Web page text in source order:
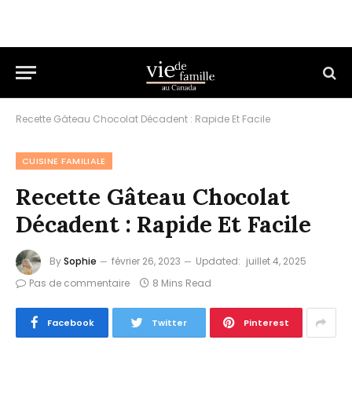
Recette Gâteau Chocolat Décadent : Rapide Et Facile
CUISINE FAMILIALE
Recette Gâteau Chocolat
Décadent : Rapide Et Facile
BySophie février 26, 2023 Updated: juillet 4, 2025
Pas de commentaire
8 Mins Read
Facebook Twitter Pinterest